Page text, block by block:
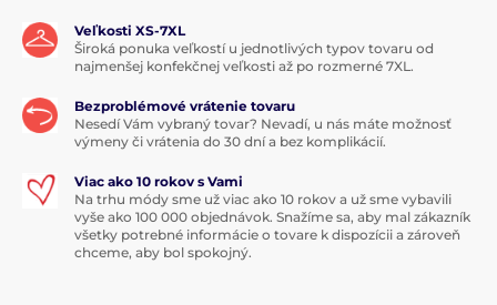
Veľkosti XS-7XL
Široká ponuka veľkostí u jednotlivých typov tovaru od
najmenšej konfekčnej veľkosti až po rozmerné 7XL.
Bezproblémové vrátenie tovaru
Nesedí Vám vybraný tovar? Nevadí, u nás máte možnosť
výmeny či vrátenia do 30 dní a bez komplikácií.
Viac ako 10 rokov s Vami
Na trhu módy sme už viac ako 10 rokov a už sme vybavili
vyše ako 100 000 objednávok. Snažíme sa, aby mal zákazník
všetky potrebné informácie o tovare k dispozícii a zároveň
chceme, aby bol spokojný.